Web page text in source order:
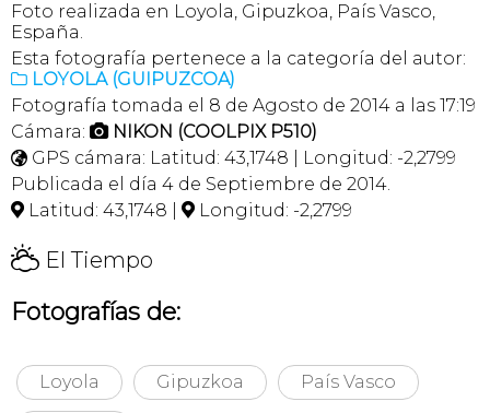
Foto realizada en Loyola, Gipuzkoa, País Vasco,
España.
Esta fotografía pertenece a la categoría del autor:
 LOYOLA (GUIPUZCOA)
Fotografía tomada el 8 de Agosto de 2014 a las 17:19
Cámara:  NIKON (COOLPIX P510)
 GPS cámara: Latitud: 43,1748 | Longitud: -2,2799
Publicada el día 4 de Septiembre de 2014.
 Latitud: 43,1748 |  Longitud: -2,2799
H El Tiempo
Fotografías de:
Loyola Gipuzkoa País Vasco